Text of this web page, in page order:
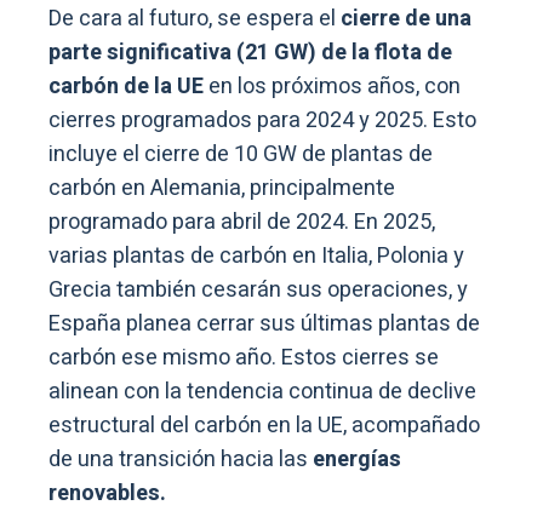
De cara al futuro, se espera el cierre de una
parte significativa (21 GW) de la flota de
carbón de la UEen los próximos años, con
cierres programados para 2024 y 2025. Esto
incluye el cierre de 10 GW de plantas de
carbón en Alemania, principalmente
programado para abril de 2024. En 2025,
varias plantas de carbón en Italia, Polonia y
Grecia también cesarán sus operaciones, y
España planea cerrar sus últimas plantas de
carbón ese mismo año. Estos cierres se
alinean con la tendencia continua de declive
estructural del carbón en la UE, acompañado
de una transición hacia las energías
renovables.